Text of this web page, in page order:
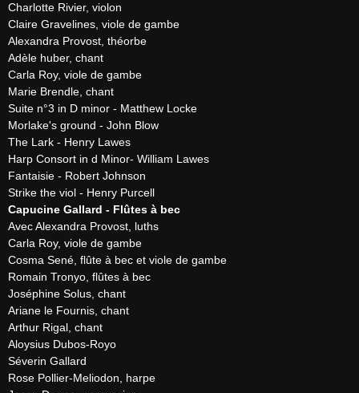
Charlotte Rivier, violon
Claire Gravelines, viole de gambe
Alexandra Provost, théorbe
Adèle huber, chant
Carla Roy, viole de gambe
Marie Brendle, chant
Suite n°3 in D minor - Matthew Locke
Morlake's ground - John Blow
The Lark - Henry Lawes
Harp Consort in d Minor- William Lawes
Fantaisie - Robert Johnson
Capucine Gallard - Flûtes à bec
Avec Alexandra Provost, luths
Carla Roy, viole de gambe
Cosma Sené, flûte à bec et viole de gambe
Romain Tronyo, flûtes à bec
Joséphine Solus, chant
Ariane le Fournis, chant
Arthur Rigal, chant
Aloysius Dubos-Royo
Séverin Gallard
Rose Pollier-Meliodon, harpe